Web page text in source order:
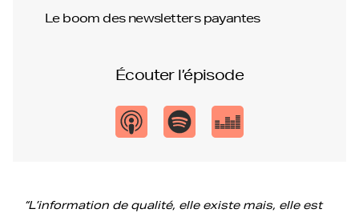
Le boom des newsletters payantes
Écouter l’épisode
“L’information de qualité, elle existe mais, elle est